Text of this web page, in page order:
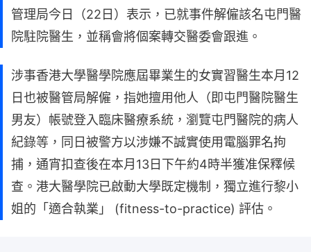
管理局今日（22日）表示，已就事件解僱該名屯門醫
院駐院醫生，並稱會將個案轉交醫委會跟進。
涉事香港大學醫學院應屆畢業生的女實習醫生本月12
日也被醫管局解僱，指她擅用他人（即屯門醫院醫生
男友）帳號登入臨床醫療系統，瀏覽屯門醫院的病人
紀錄等，同日被警方以涉嫌不誠實使用電腦罪名拘
捕，通宵扣查後在本月13日下午約4時半獲准保釋候
查。港大醫學院已啟動大學既定機制，獨立進行黎小
姐的「適合執業」 (fitness-to-practice) 評估。